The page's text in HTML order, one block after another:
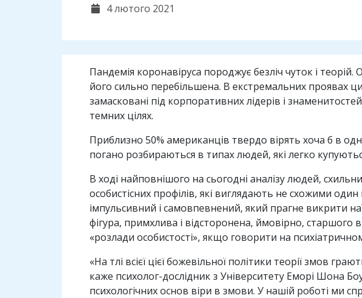
4 лютого 2021
Пандемія коронавіруса породжує безліч чуток і
його сильно перебільшена. В екстремальних проявах
замасковані під корпоративних лідерів і
темних цілях.
Приблизно 50% американців твердо вірять хоча б в
погано розбираються в типах людей, які легко
В ході найповнішого на сьогодні аналізу людей,
особистісних профілів, які виглядають не схожими
імпульсивний і самовпевнений, який прагне викрити
фігура, примхлива і відсторонена, ймовірно, старшого
«розлади особистості», якщо говорити на
«На тлі всієї цієї божевільної політики теорії змов
каже психолог-дослідник з Університету Еморі Шона
психологічних основ віри в змови. У нашій роботі ми